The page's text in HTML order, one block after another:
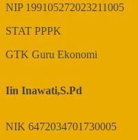
NIP 199105272023211005
STAT PPPK
GTK Guru Ekonomi
Iin Inawati,S.Pd
NIK 6472034701730005